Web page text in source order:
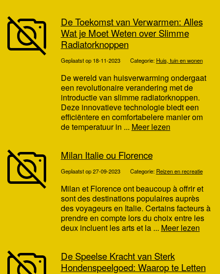
De Toekomst van Verwarmen: Alles
Wat je Moet Weten over Slimme
Radiatorknoppen
Geplaatst op 18-11-2023 Categorie: Huis, tuin en wonen
De wereld van huisverwarming ondergaat
een revolutionaire verandering met de
introductie van slimme radiatorknoppen.
Deze innovatieve technologie biedt een
efficiëntere en comfortabelere manier om
de temperatuur in ... Meer lezen
Milan Italie ou Florence
Geplaatst op 27-09-2023 Categorie: Reizen en recreatie
Milan et Florence ont beaucoup à offrir et
sont des destinations populaires auprès
des voyageurs en Italie. Certains facteurs à
prendre en compte lors du choix entre les
deux incluent les arts et la ... Meer lezen
De Speelse Kracht van Sterk
Hondenspeelgoed: Waarop te Letten